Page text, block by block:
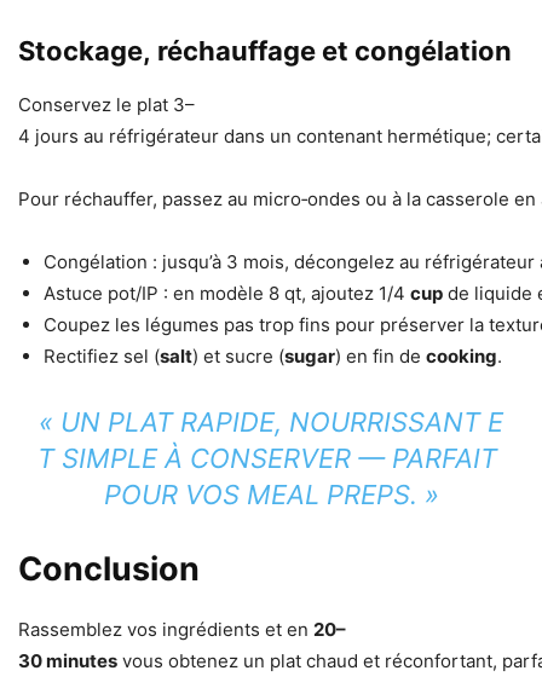
Stockage, réchauffage et congélation
Conservez le plat 3–
4 jours au réfrigérateur dans un contenant hermétique;
Pour réchauffer, passez au micro‑ondes ou à la casserole
Congélation : jusqu’à 3 mois, décongelez au réfrigérateur
Astuce pot/IP : en modèle 8 qt, ajoutez 1/4 cup de liquide
Coupez les légumes pas trop fins pour préserver la
Rectifiez sel (salt) et sucre (sugar) en fin de cooking.
« UN PLAT RAPIDE, NOURRISSANT E
T SIMPLE À CONSERVER — PARFAIT
POUR VOS MEAL PREPS. »
Conclusion
Rassemblez vos ingrédients et en 20–
30 minutes vous obtenez un plat chaud et réconfortant,